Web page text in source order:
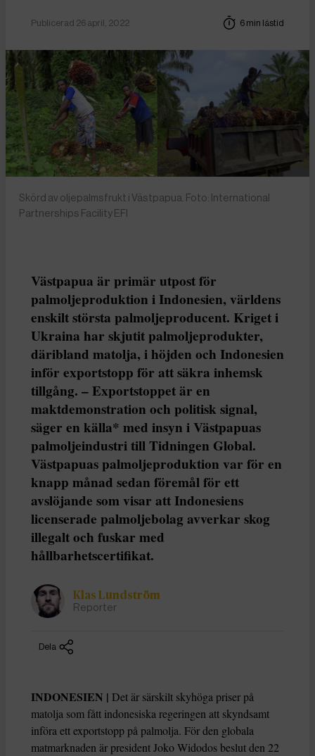
Publicerad 26 april, 2022 6 min lästid
Skörd av oljepalmsfrukt i Västpapua. Foto: International
Partnerships Facility EFI
Västpapua är primär utpost för
palmoljeproduktion i Indonesien, världens
enskilt största palmoljeproducent. Kriget i
Ukraina har skjutit palmoljeprodukter,
däribland matolja, i höjden och Indonesien
inför exportstopp för att säkra inhemsk
tillgång. – Exportstoppet är en
maktdemonstration och politisk signal,
säger en källa* med insyn i Västpapuas
palmoljeindustri till Tidningen Global.
Västpapuas palmoljeproduktion var för en
knapp månad sedan föremål för ett
avslöjande som visar att Indonesiens
licenserade palmoljebolag avverkar skog
illegalt och fuskar med
hållbarhetscertifikat.
Klas Lundström
Reporter
Dela
INDONESIEN | Det är särskilt skyhöga priser på
matolja som fått indonesiska regeringen att skyndsamt
införa ett exportstopp på palmolja. För den globala
matmarknaden är president Joko Widodos beslut den 22